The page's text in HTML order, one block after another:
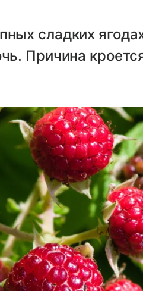
сладких
Причина